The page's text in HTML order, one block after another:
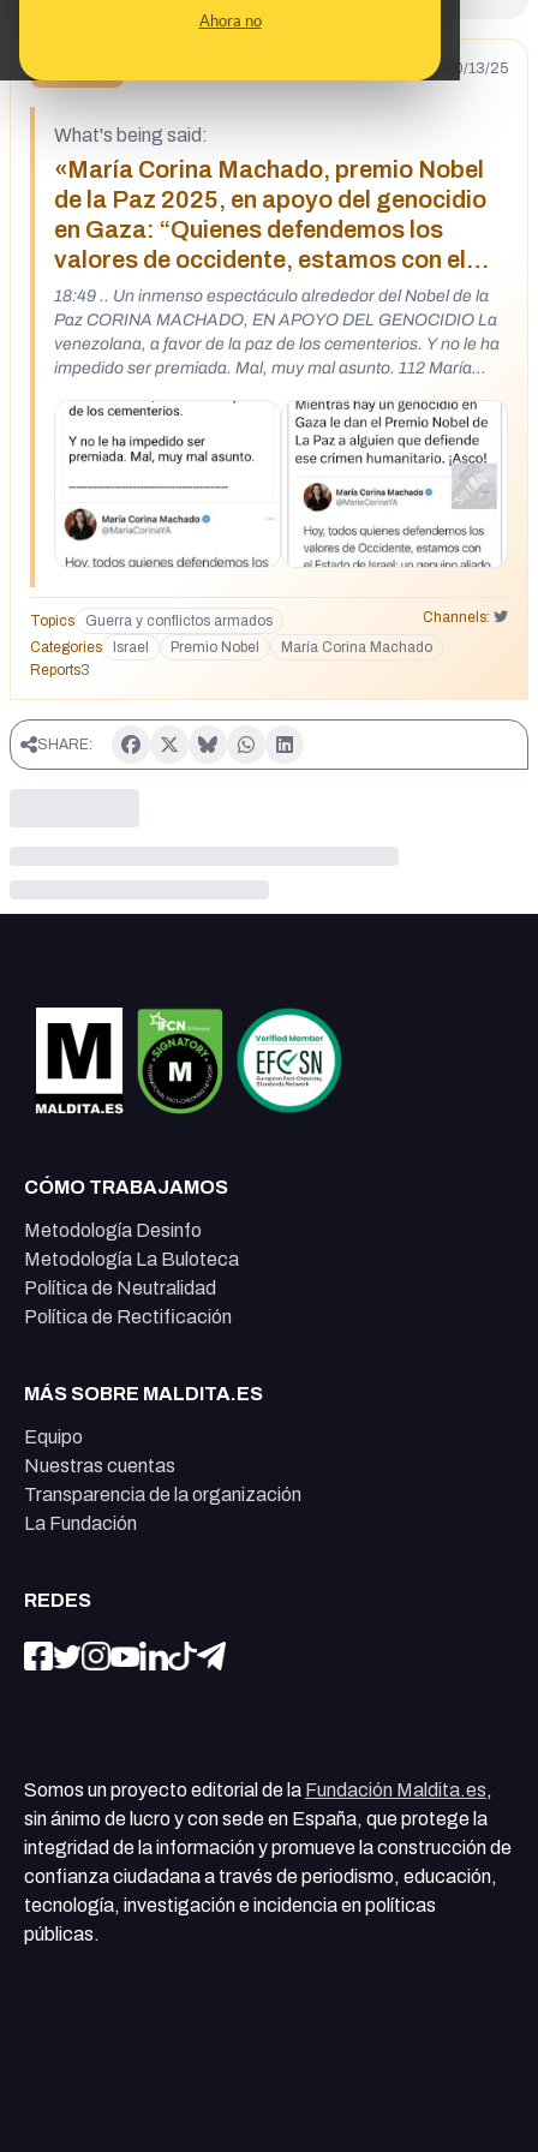
Ahora no
10/13/25
What's being said:
«María Corina Machado, premio Nobel
de la Paz 2025, en apoyo del genocidio
en Gaza: “Quienes defendemos los
valores de occidente, estamos con el
Estado de Israel”»
18:49 .. Un inmenso espectáculo alrededor del Nobel de la
Paz CORINA MACHADO, EN APOYO DEL GENOCIDIO La
venezolana, a favor de la paz de los cementerios. Y no le ha
impedido ser premiada. Mal, muy mal asunto. 112 María
defendemos los valores de Occidente, estamos con el
Estado de Israel; un genuino aliado de la libertad. Comentar
como Begoña Rocha Gonzalez
Topics Guerra y conflictos armados
Channels:
Categories
Israel Premio Nobel
María Corina Machado
Reports3
SHARE:
CÓMO TRABAJAMOS
Metodología Desinfo
Metodología La Buloteca
Política de Neutralidad
Política de Rectificación
MÁS SOBRE MALDITA.ES
Equipo
Nuestras cuentas
Transparencia de la organización
La Fundación
REDES
Somos un proyecto editorial de la Fundación Maldita.es,
sin ánimo de lucro y con sede en España, que protege la
integridad de la información y promueve la construcción de
confianza ciudadana a través de periodismo, educación,
tecnología, investigación e incidencia en políticas
públicas.